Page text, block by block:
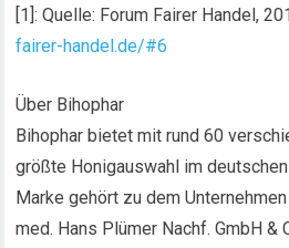
[1]: Quelle: Forum Fairer Handel,
fairer-handel.de/#6
Über Bihophar
Bihophar bietet mit rund 60
größte Honigauswahl im
Marke gehört zu dem
med. Hans Plümer Nachf. GmbH &